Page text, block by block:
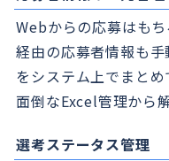
Webからの応募はも
経由の応募者情報も
をシステム上でまとめ
面倒なExcel管理から
選考ステータス管理